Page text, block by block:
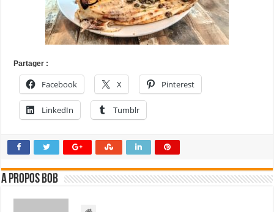
Partager :
Facebook X Pinterest
LinkedIn Tumblr
A propos bOb